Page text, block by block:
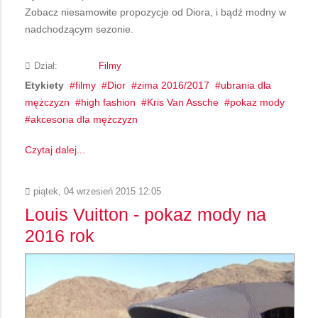
Zobacz niesamowite propozycje od Diora, i bądź modny w
nadchodzącym sezonie.
Dział: Filmy
Etykiety filmy Dior zima 2016/2017
ubrania dla
mężczyzn
high fashion Kris Van Assche
pokaz mody
akcesoria dla mężczyzn
Czytaj dalej...
piątek, 04 wrzesień 2015 12:05
Louis Vuitton - pokaz mody na
2016 rok